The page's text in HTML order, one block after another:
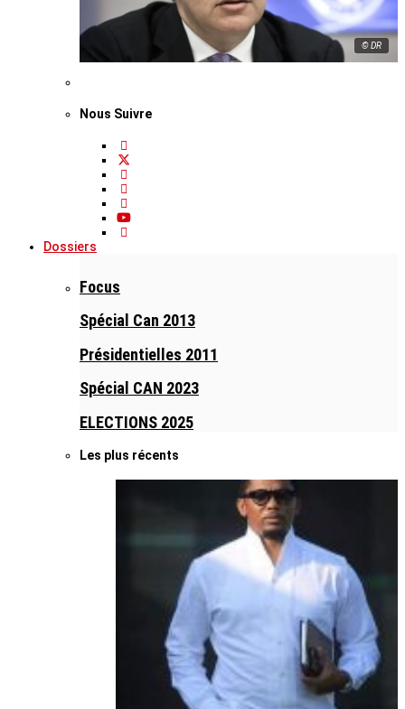
© DR
Nous Suivre
Dossiers
Focus
Spécial Can 2013
Présidentielles 2011
Spécial CAN 2023
ELECTIONS 2025
Les plus récents